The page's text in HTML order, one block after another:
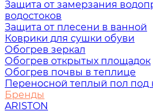
Защита от замерзания
водостоков
Защита от плесени в ванной
Коврики для сушки обуви
Обогрев зеркал
Обогрев открытых площадок
Обогрев почвы в теплице
Переносной теплый пол под
Бренды
ARISTON